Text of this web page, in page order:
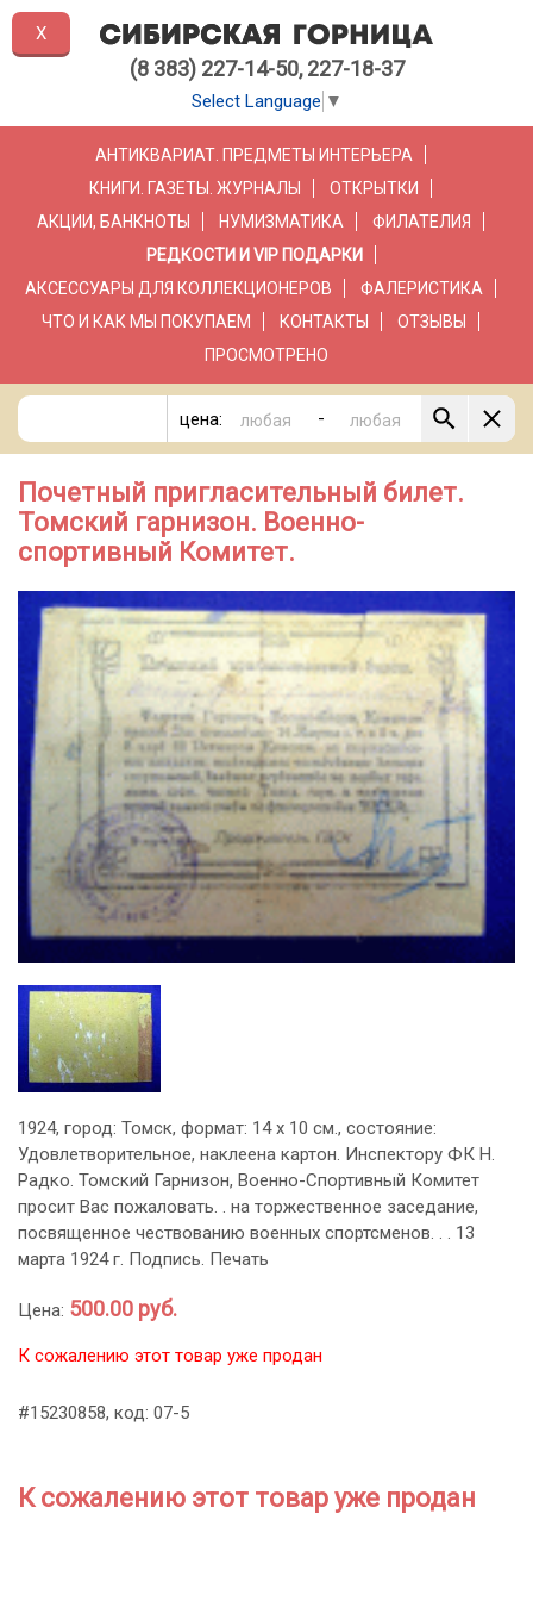
(8 383) 227-14-50, 227-18-37
Select Language ▼
АНТИКВАРИАТ. ПРЕДМЕТЫ ИНТЕРЬЕРА
КНИГИ. ГАЗЕТЫ. ЖУРНАЛЫ
ОТКРЫТКИ
АКЦИИ, БАНКНОТЫ
НУМИЗМАТИКА
ФИЛАТЕЛИЯ
РЕДКОСТИ И VIP ПОДАРКИ
АКСЕССУАРЫ ДЛЯ КОЛЛЕКЦИОНЕРОВ
ФАЛЕРИСТИКА
ЧТО И КАК МЫ ПОКУПАЕМ
КОНТАКТЫ
ОТЗЫВЫ
ПРОСМОТРЕНО
цена: -
Почетный пригласительный билет.
Томский гарнизон. Военно-
спортивный Комитет.
1924, город: Томск, формат: 14 х 10 см., состояние:
Удовлетворительное, наклеена картон. Инспектору ФК Н.
Радко. Томский Гарнизон, Военно-Спортивный Комитет
просит Вас пожаловать. . на торжественное заседание,
посвященное чествованию военных спортсменов. . . 13
марта 1924 г. Подпись. Печать
Цена: 500.00 руб.
К сожалению этот товар уже продан
#15230858, код: 07-5
К сожалению этот товар уже продан
X